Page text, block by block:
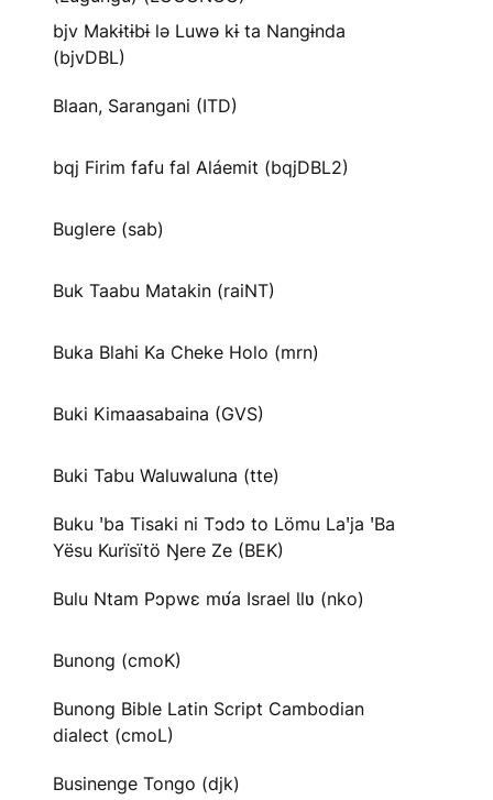
bjv Makɨtɨbɨ lə Luwə kɨ ta Nangɨnda
(bjvDBL)
Blaan, Sarangani (ITD)
bqj Firim fafu fal Aláemit (bqjDBL2)
Buglere (sab)
Buk Taabu Matakin (raiNT)
Buka Blahi Ka Cheke Holo (mrn)
Buki Kimaasabaina (GVS)
Buki Tabu Waluwaluna (tte)
Buku ꞌba Tisaki ni Tɔdɔ to Lömu Laꞌja ꞌBa
Yësu Kurïsïtö Ŋere Ze (BEK)
Bulu Ntam Pɔpwɛ mʋ́a Israel Ɩlʋ (nko)
Bunong (cmoK)
Bunong Bible Latin Script Cambodian
dialect (cmoL)
Businenge Tongo (djk)